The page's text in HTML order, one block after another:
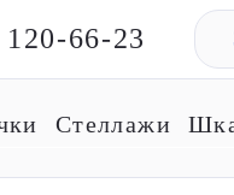
66-23
Стеллажи